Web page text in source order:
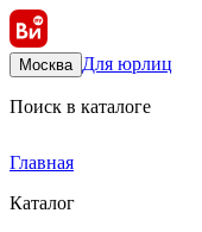
Москва Для юрлиц
Поиск в каталоге
Главная
Каталог